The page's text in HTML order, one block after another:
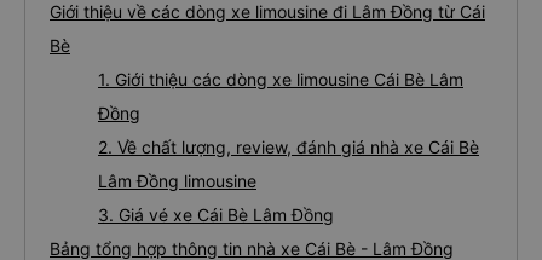
Giới thiệu về các dòng xe limousine đi Lâm Đồng từ Cái
Bè
1. Giới thiệu các dòng xe limousine Cái Bè Lâm
Đồng
2. Về chất lượng, review, đánh giá nhà xe Cái Bè
Lâm Đồng limousine
3. Giá vé xe Cái Bè Lâm Đồng
Bảng tổng hợp thông tin nhà xe Cái Bè - Lâm Đồng